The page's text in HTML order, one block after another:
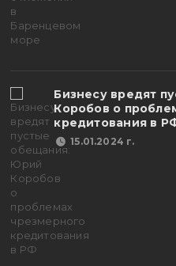
Бизнесу вредят
Коробов о
кредитования в
15.01.2024 г.